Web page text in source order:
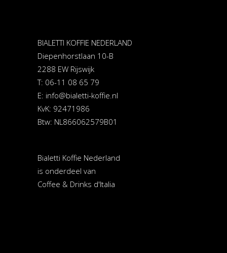
BIALETTI KOFFIE NEDERLAND
Diepenhorstlaan 10-B
2288 EW Rijswijk
T: 06-11 08 65 79
E: info@bialetti-koffie.nl
KvK: 92471986
Btw: NL866062579B01
Bialetti Koffie Nederland
is onderdeel van
Coffee & Drinks d'Italia